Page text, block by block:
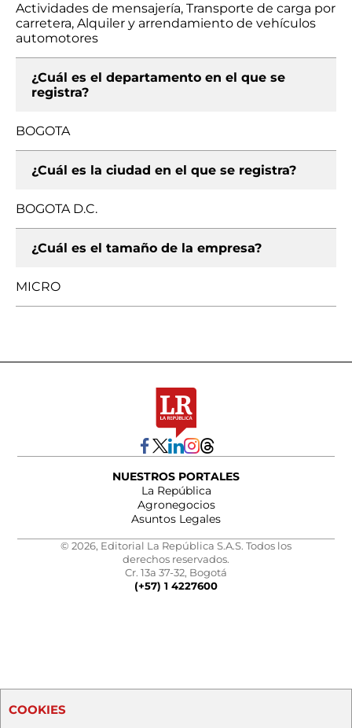
Actividades de mensajería, Transporte de carga por
carretera, Alquiler y arrendamiento de vehículos
automotores
¿Cuál es el departamento en el que se
registra?
BOGOTA
¿Cuál es la ciudad en el que se registra?
BOGOTA D.C.
¿Cuál es el tamaño de la empresa?
MICRO
NUESTROS PORTALES
La República
Agronegocios
Asuntos Legales
© 2026, Editorial La República S.A.S. Todos los
derechos reservados.
Cr. 13a 37-32, Bogotá
(+57) 1 4227600
COOKIES